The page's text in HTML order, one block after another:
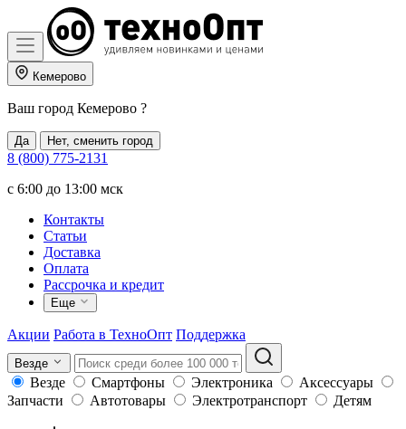
Кемерово
Ваш город Кемерово ?
Да Нет, сменить город
8 (800) 775-2131
c 6:00 до 13:00 мск
Контакты
Статьи
Доставка
Оплата
Рассрочка и кредит
Еще
Акции Работа в ТехноОпт Поддержка
Везде
Везде Смартфоны Электроника
Аксессуары
Запчасти
Автотовары Электротранспорт Детям